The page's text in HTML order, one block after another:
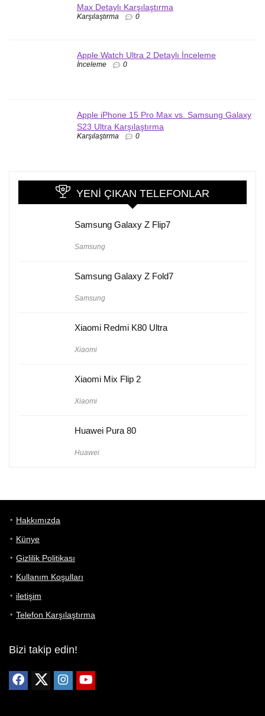
Max Detaylı Karşılaştırma
Karşılaştırma 0
Apple Watch Ultra 2 Detaylı İnceleme
İnceleme 0
Apple iPhone 15 Pro Max vs. Samsung Galaxy
S23 Ultra Karşılaştırma
Karşılaştırma 0
YENI ÇIKAN TELEFONLAR
Samsung Galaxy Z Flip7
Samsung
Samsung Galaxy Z Fold7
Samsung
Xiaomi Redmi K80 Ultra
Xiaomi
Xiaomi Mix Flip 2
Xiaomi
Huawei Pura 80
Huawei
Hakkımızda
Künye
Gizlilik Politikası
Kullanım Koşulları
iletişim
Telefon Karşılaştırma
Bizi takip edin!